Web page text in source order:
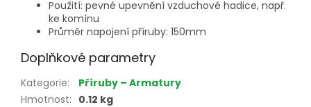
Použití: pevné upevnění vzduchové hadice, např.
ke komínu
Průměr napojení příruby: 150mm
Doplňkové parametry
Kategorie:
Příruby – Armatury
Hmotnost: 0.12 kg